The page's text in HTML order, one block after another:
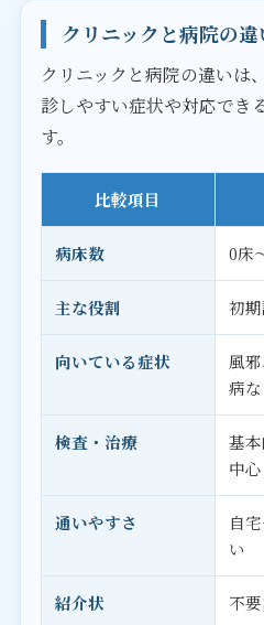
クリニックと病院の
クリニックと病院の違いは
診しやすい症状や対応でき
す。
比較項目
病床数 0床
主な役割 初
向いている症状
風
病
検査・治療
基
中心
通いやすさ
自
い
紹介状 不